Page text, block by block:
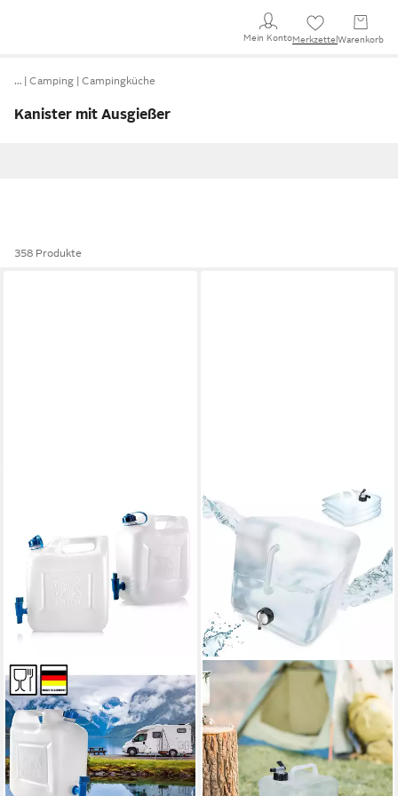
Mein KontoMerkzettel Warenkorb
… Camping Campingküche
Kanister mit Ausgießer
358 Produkte